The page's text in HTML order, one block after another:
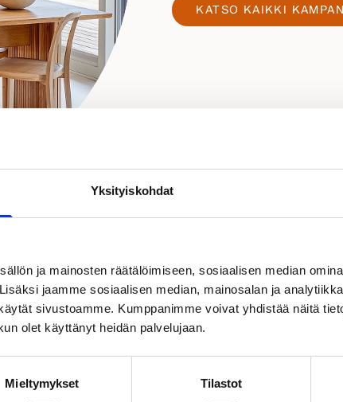
Yksityiskohdat
ja mainosten räätälöimiseen, sosiaalisen median
jaamme sosiaalisen median, mainosalan ja
sivustoamme. Kumppanimme voivat yhdistää näitä
olet käyttänyt heidän palvelujaan.
Mieltymykset Tilastot
KATSO KAIKKI